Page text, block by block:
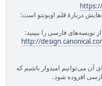
دربارهٔ قلم اوبونتو است:
نویسه‌های فارسی را ببینید:
http://
آن می‌توانیم امیدوار باشیم که
افزوده شود.